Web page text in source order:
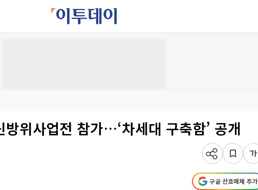
위사업전 참가…‘차세대 구축함’ 공개
구글 선호매체 추가